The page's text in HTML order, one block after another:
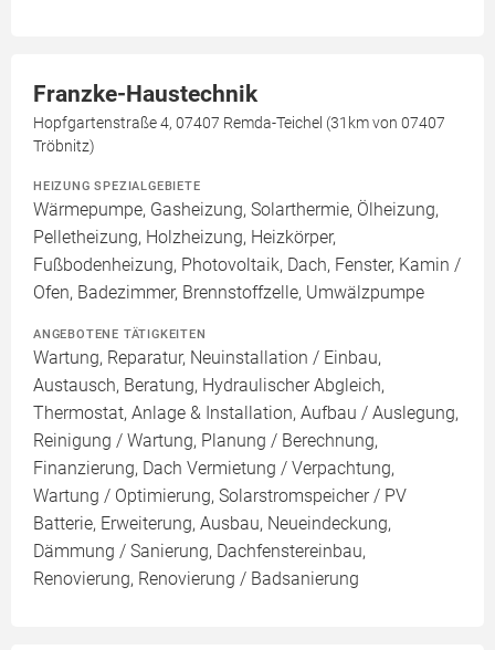
Franzke-Haustechnik
Hopfgartenstraße 4, 07407 Remda-Teichel (31km von 07407
Tröbnitz)
HEIZUNG SPEZIALGEBIETE
Wärmepumpe, Gasheizung, Solarthermie, Ölheizung,
Pelletheizung, Holzheizung, Heizkörper,
Fußbodenheizung, Photovoltaik, Dach, Fenster, Kamin /
Ofen, Badezimmer, Brennstoffzelle, Umwälzpumpe
ANGEBOTENE TÄTIGKEITEN
Wartung, Reparatur, Neuinstallation / Einbau,
Austausch, Beratung, Hydraulischer Abgleich,
Thermostat, Anlage & Installation, Aufbau / Auslegung,
Reinigung / Wartung, Planung / Berechnung,
Finanzierung, Dach Vermietung / Verpachtung,
Wartung / Optimierung, Solarstromspeicher / PV
Batterie, Erweiterung, Ausbau, Neueindeckung,
Dämmung / Sanierung, Dachfenstereinbau,
Renovierung, Renovierung / Badsanierung